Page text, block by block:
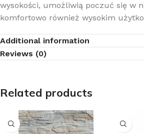
wysokości, umożliwią poczuć się w
komfortowo również wysokim
Additional information
Reviews (0)
Related products